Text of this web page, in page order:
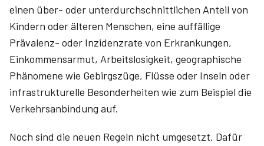
einen über- oder unterdurchschnittlichen Anteil von
Kindern oder älteren Menschen, eine auffällige
Prävalenz- oder Inzidenzrate von Erkrankungen,
Einkommensarmut, Arbeitslosigkeit, geographische
Phänomene wie Gebirgszüge, Flüsse oder Inseln oder
infrastrukturelle Besonderheiten wie zum Beispiel die
Verkehrsanbindung auf.
Noch sind die neuen Regeln nicht umgesetzt. Dafür